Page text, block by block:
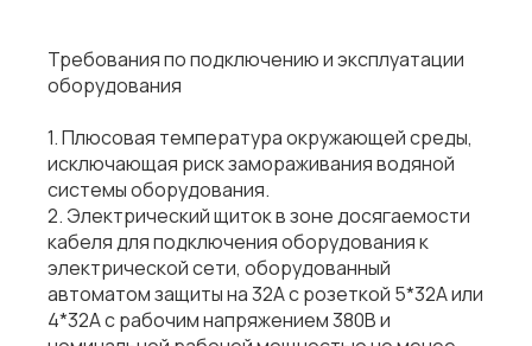
Требования по подключению и эксплуатации
оборудования
1. Плюсовая температура окружающей среды,
исключающая риск замораживания водяной
системы оборудования.
2. Электрический щиток в зоне досягаемости
кабеля для подключения оборудования к
электрической сети, оборудованный
автоматом защиты на 32А с розеткой 5*32А или
4*32А с рабочим напряжением 380В и